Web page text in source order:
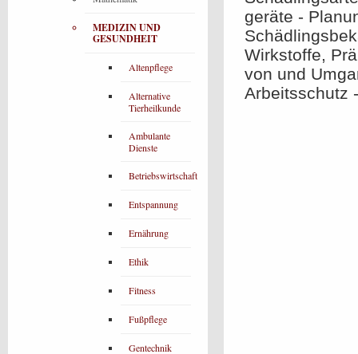
geräte -
Wirkstoffe,
von und
Arbeitsschutz
MEDIZIN UND
GESUNDHEIT
Altenpflege
Alternative
Tierheilkunde
Ambulante
Dienste
Betriebswirtschaft
Entspannung
Ernährung
Ethik
Fitness
Fußpflege
Gentechnik